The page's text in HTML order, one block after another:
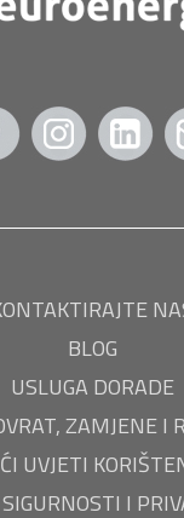
BLOG
USLUGA DORADE
ZAMJENE I
UVJETI
I